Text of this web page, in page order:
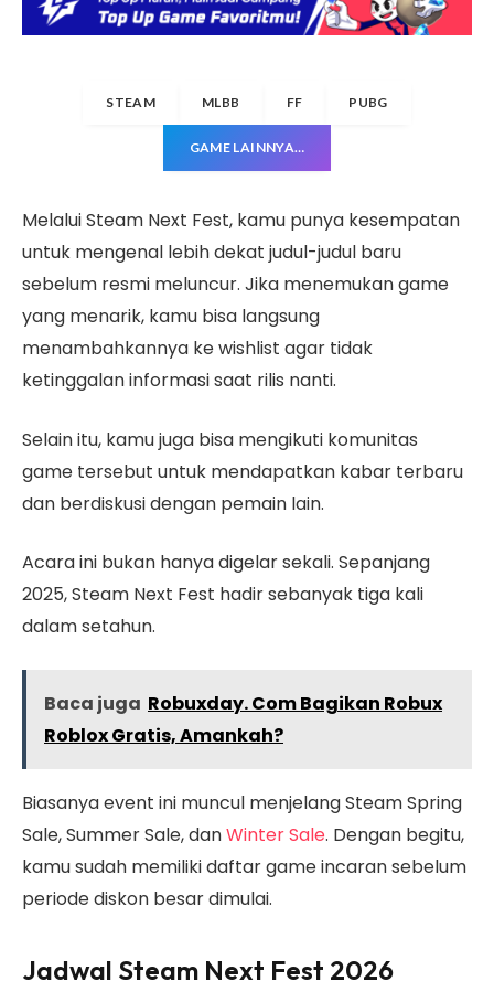
STEAM MLBB FF PUBG
GAME LAINNYA…
Melalui Steam Next Fest, kamu punya kesempatan
untuk mengenal lebih dekat judul-judul baru
sebelum resmi meluncur. Jika menemukan game
yang menarik, kamu bisa langsung
menambahkannya ke wishlist agar tidak
ketinggalan informasi saat rilis nanti.
Selain itu, kamu juga bisa mengikuti komunitas
game tersebut untuk mendapatkan kabar terbaru
dan berdiskusi dengan pemain lain.
Acara ini bukan hanya digelar sekali. Sepanjang
2025, Steam Next Fest hadir sebanyak tiga kali
dalam setahun.
Baca juga Robuxday. Com Bagikan Robux
Roblox Gratis, Amankah?
Biasanya event ini muncul menjelang Steam Spring
Sale, Summer Sale, danWinter Sale. Dengan begitu,
kamu sudah memiliki daftar game incaran sebelum
periode diskon besar dimulai.
Jadwal Steam Next Fest 2026